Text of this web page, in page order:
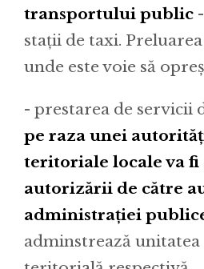
transportului public
stații de taxi.
unde este voie să
- prestarea de servicii
pe raza unei
teritoriale locale va fi
autorizării de către
administrației
adminstrează